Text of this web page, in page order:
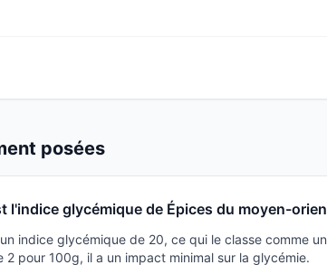
posées
l'indice glycémique de Épices du moyen-
indice glycémique de 20, ce qui le classe comme
pour 100g, il a un impact minimal sur la glycémie.